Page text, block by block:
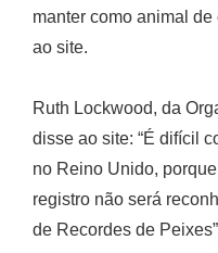
manter como animal
ao site.
Ruth Lockwood, da
disse ao site: “É difícil
no Reino Unido,
registro não será
de Recordes de